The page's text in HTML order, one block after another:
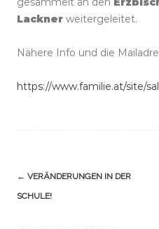
Lackner weitergeleitet.
Nähere Info und die
https://www.familie.at/site/
Navigation
(Beiträge)
← VERÄNDERUNGEN IN DER
SCHULE!